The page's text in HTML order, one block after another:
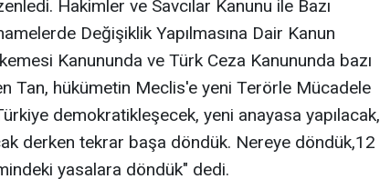
Hakimler ve Savcılar Kanunu ile Bazı
Değişiklik Yapılmasına Dair Kanun
Kanununda ve Türk Ceza Kanununda bazı
Tan, hükümetin Meclis'e yeni Terörle Mücadele
demokratikleşecek, yeni anayasa yapılacak,
derken tekrar başa döndük. Nereye döndük,12
yasalara döndük" dedi.